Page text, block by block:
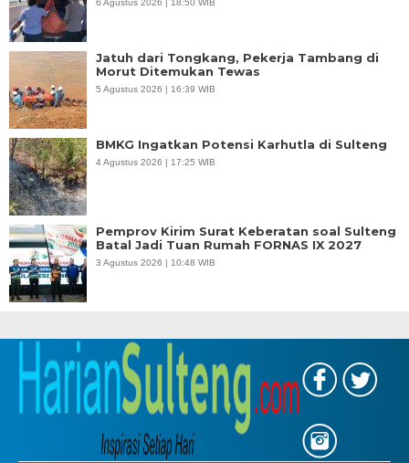
6 Agustus 2026 | 18:50 WIB
Jatuh dari Tongkang, Pekerja Tambang di
Morut Ditemukan Tewas
5 Agustus 2026 | 16:39 WIB
BMKG Ingatkan Potensi Karhutla di Sulteng
4 Agustus 2026 | 17:25 WIB
Pemprov Kirim Surat Keberatan soal Sulteng
Batal Jadi Tuan Rumah FORNAS IX 2027
3 Agustus 2026 | 10:48 WIB